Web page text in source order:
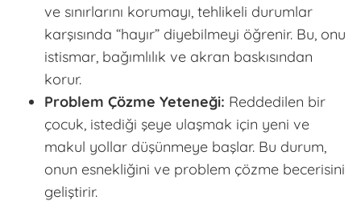
ve sınırlarını korumayı, tehlikeli durumlar
karşısında “hayır” diyebilmeyi öğrenir. Bu, onu
istismar, bağımlılık ve akran baskısından
korur.
Problem Çözme Yeteneği: Reddedilen bir
çocuk, istediği şeye ulaşmak için yeni ve
makul yollar düşünmeye başlar. Bu durum,
onun esnekliğini ve problem çözme becerisini
geliştirir.